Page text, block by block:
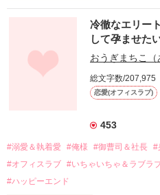
幼なじみの哲平に淡い恋心を抱
しかし、ある出来事をきっかけ
関係修復もできないまま、美桜
引っ越すことになり、哲平とも
それから約十二年後。
過去の傷から、二度と会いたく
運命のような再会を果たす。
酔った勢いで一夜を共にしてしま
冷徹なエリー
して孕ませた
おうぎまちこ（
総文字数/207,975
恋愛(オフィスラブ)
453
#溺愛＆執着愛 #俺様 #御曹司＆社長 #
#オフィスラブ #いちゃいちゃ＆ラブラ
#ハッピーエンド